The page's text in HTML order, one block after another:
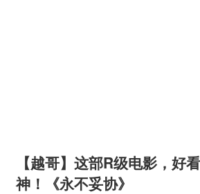
【越哥】这部R级电影，好
神！《永不妥协》